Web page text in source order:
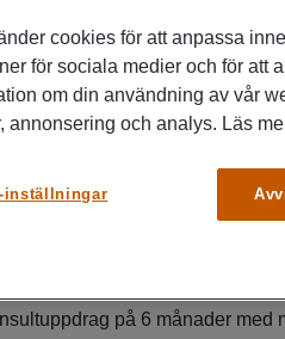
du vara en del av ett
utveckling står i
söker nu en
i Borås. Här får du
elektronik, utveckla
viktig del av ett engagerat
på 6 månader med
cookies för att anpassa
för sociala medier och för att
om din användning av vår
annonsering och analys. Läs
inställningar